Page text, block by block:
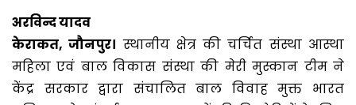
अरविन्द यादव
केराकत, जौनपुर। स्थानीय क्षेत्र की चर्चित संस्था आस्था
महिला एवं बाल विकास संस्था की मेरी मुस्कान टीम ने
केंद्र सरकार द्वारा संचालित बाल विवाह मुक्त भारत